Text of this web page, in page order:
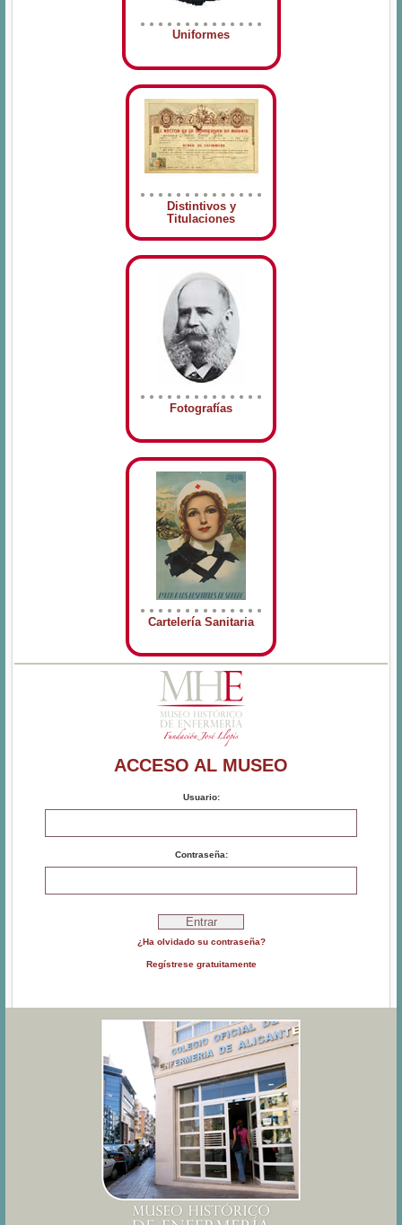
Uniformes
Distintivos y
Titulaciones
Fotografías
Cartelería Sanitaria
ACCESO AL MUSEO
Usuario:
Contraseña:
¿Ha olvidado su contraseña?
Regístrese gratuitamente